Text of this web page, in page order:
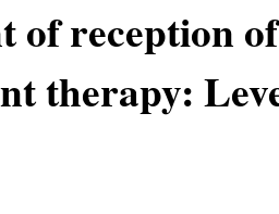
of reception
therapy: